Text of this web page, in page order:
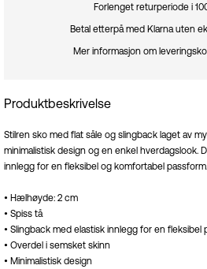
Forlenget returperiode i
Betal etterpå med Klarna uten
Mer informasjon om
Produktbeskrivelse
Stilren sko med flat såle og slingback laget av
minimalistisk design og en enkel hverdagslook.
innlegg for en fleksibel og komfortabel passform.
• Hælhøyde: 2 cm
• Spiss tå
• Slingback med elastisk innlegg for en fleksibel
• Overdel i semsket skinn
• Minimalistisk design